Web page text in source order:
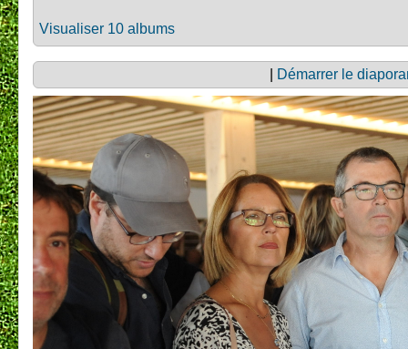
Visualiser 10 albums
Démarrer le